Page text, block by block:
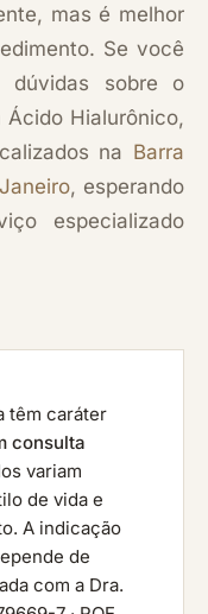
mas é melhor
Se você
dúvidas sobre o
Hialurônico,
na Barra
, esperando
especializado
têm caráter
consulta
variam
de vida e
A indicação
de
com a Dra.